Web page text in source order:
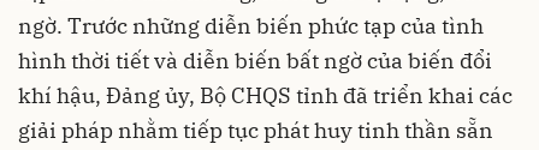
ngờ. Trước những diễn biến phức tạp của tình
hình thời tiết và diễn biến bất ngờ của biến đổi
khí hậu, Đảng ủy, Bộ CHQS tỉnh đã triển khai các
giải pháp nhằm tiếp tục phát huy tinh thần sẵn